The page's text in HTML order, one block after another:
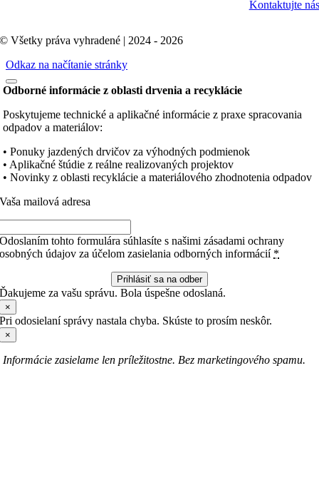
Kontaktujte nás
© Všetky práva vyhradené | 2024 - 2026
Odkaz na načítanie stránky
Odborné informácie z oblasti drvenia a recyklácie
Poskytujeme technické a aplikačné informácie z praxe spracovania
odpadov a materiálov:
• Ponuky jazdených drvičov za výhodných podmienok
• Aplikačné štúdie z reálne realizovaných projektov
• Novinky z oblasti recyklácie a materiálového zhodnotenia odpadov
Vaša mailová adresa
Odoslaním tohto formulára súhlasíte s našimi zásadami ochrany
osobných údajov za účelom zasielania odborných informácií *
Prihlásiť sa na odber
Ďakujeme za vašu správu. Bola úspešne odoslaná.
×
Pri odosielaní správy nastala chyba. Skúste to prosím neskôr.
×
Informácie zasielame len príležitostne. Bez marketingového spamu.